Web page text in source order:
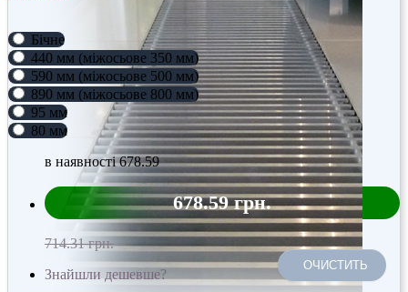
Бічне
440 мм (міжосьове 350 мм)
590 мм (міжосьове 500 мм)
890 мм (міжосьове 800 мм)
95 мм
80 мм
в наявності678.59
678.59 грн.
714.31 грн.
Знайшли дешевше?
ОЧИСТИТЬ